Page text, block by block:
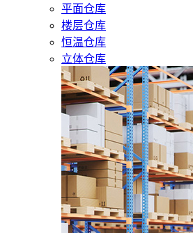
平面仓库
楼层仓库
恒温仓库
立体仓库